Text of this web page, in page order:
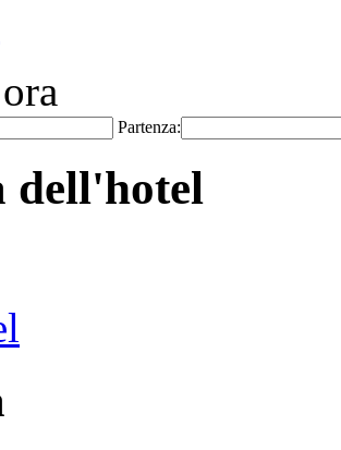
Partenza:
dell'hotel